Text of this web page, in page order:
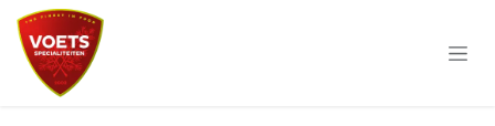
Overslaan naar inhoud